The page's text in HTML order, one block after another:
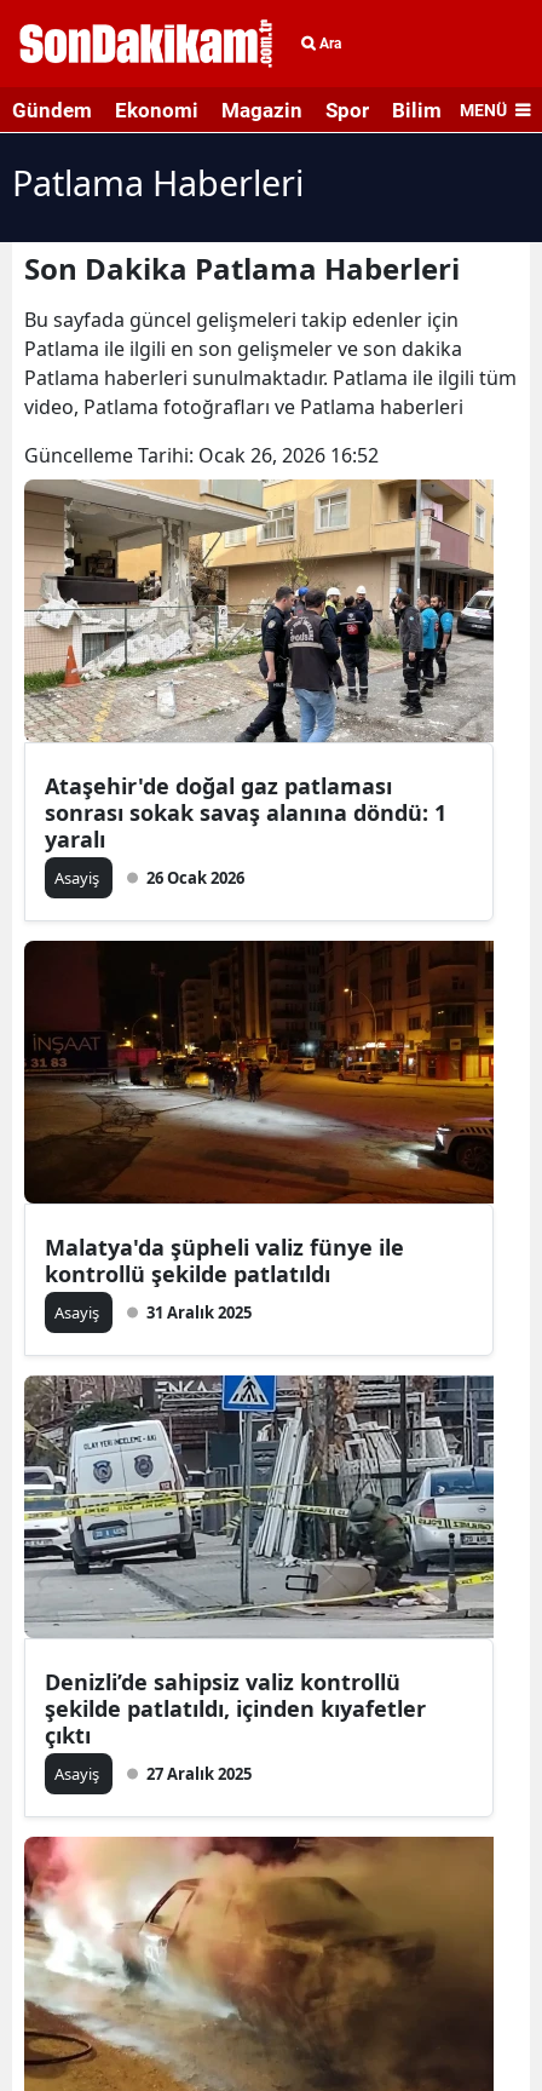
Ara
Gündem Ekonomi Magazin Spor Bilim veMENÜ
Patlama Haberleri
Son Dakika Patlama Haberleri
Bu sayfada güncel gelişmeleri takip edenler için
Patlama ile ilgili en son gelişmeler ve son dakika
Patlama haberleri sunulmaktadır. Patlama ile ilgili tüm
video, Patlama fotoğrafları ve Patlama haberleri
Güncelleme Tarihi: Ocak 26, 2026 16:52
Ataşehir'de doğal gaz patlaması
sonrası sokak savaş alanına döndü: 1
yaralı
Asayiş 26 Ocak 2026
Malatya'da şüpheli valiz fünye ile
kontrollü şekilde patlatıldı
Asayiş 31 Aralık 2025
Denizli’de sahipsiz valiz kontrollü
şekilde patlatıldı, içinden kıyafetler
çıktı
Asayiş 27 Aralık 2025